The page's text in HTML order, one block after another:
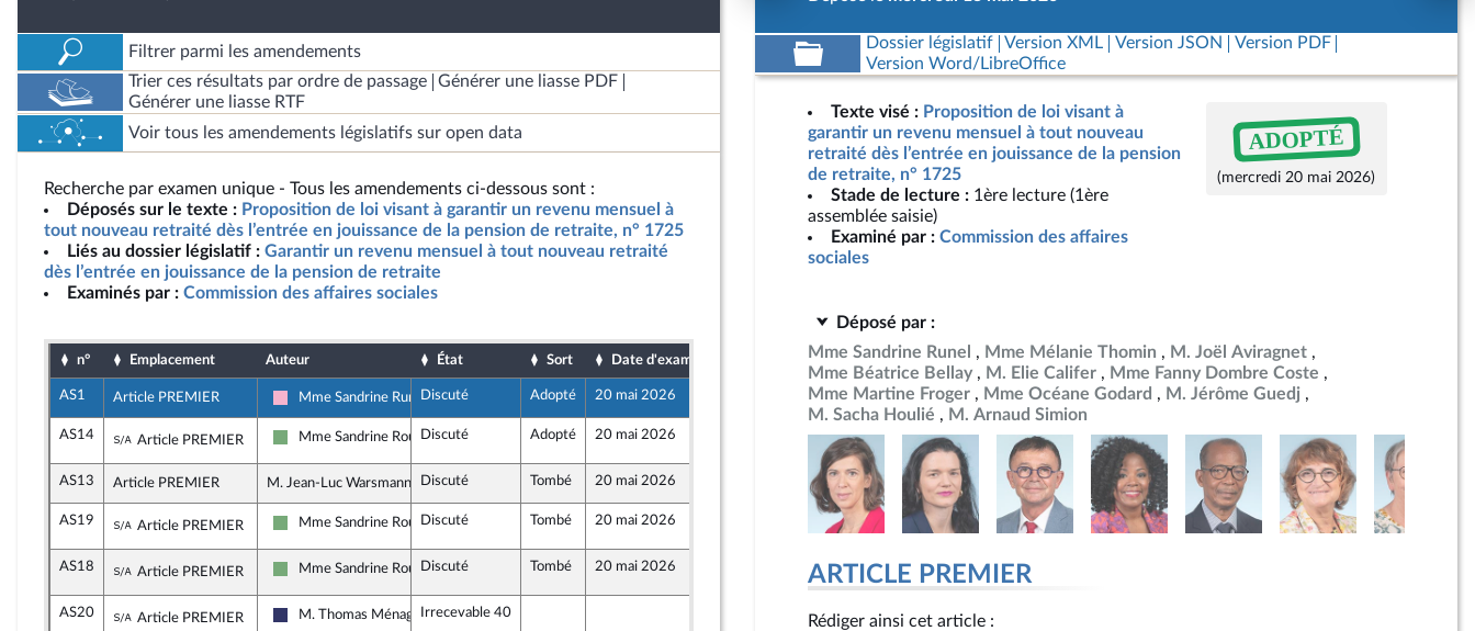
Filtrer parmi les amendements
Trier ces résultats par ordre de passage
Générer une liasse PDF
Générer une liasse RTF
Voir tous les amendements législatifs sur open data
Recherche par examen unique - Tous les amendements ci-dessous sont :
Déposés sur le texte : Proposition de loi visant à garantir un revenu mensuel à
tout nouveau retraité dès l’entrée en jouissance de la pension de retraite, n° 1725
Liés au dossier législatif : Garantir un revenu mensuel à tout nouveau retraité
dès l’entrée en jouissance de la pension de retraite
Examinés par : Commission des affaires sociales
n° Emplacement Auteur État Sort Date d'examen Date de dépôt
AS1 Article PREMIER
Socialistes et apparentés
Mme Sandrine RunelDiscuté Adopté 20 mai 2026
AS14 Sous-amendement de l'amendement n°AS1
Article PREMIER Écologiste et Social
Mme Sandrine Rousseau
Discuté Adopté 20 mai 2026
AS13 Article PREMIER M. Jean-Luc Warsmann, rapporteur
Discuté Tombé 20 mai 2026
AS19 Sous-amendement de l'amendement n°AS13
Article PREMIER Écologiste et Social
Mme Sandrine Rousseau
Discuté Tombé 20 mai 2026
AS18 Sous-amendement de l'amendement n°AS13
Article PREMIER Écologiste et Social
Mme Sandrine Rousseau
Discuté Tombé 20 mai 2026
AS20 Sous-amendement de l'amendement n°AS13
Article PREMIER Rassemblement National
M. Thomas Ménagé Irrecevable 40
Dossier législatif Version XML Version JSON
Version PDF
Version Word/LibreOffice
Texte visé : Proposition de loi visant à
garantir un revenu mensuel à tout nouveau
retraité dès l’entrée en jouissance de la pension
de retraite, n° 1725
Stade de lecture : 1ère lecture (1ère
assemblée saisie)
Examiné par : Commission des affaires
sociales
ADOPTÉ
(mercredi 20 mai 2026)
Déposé par :
Mme Sandrine Runel
Mme Mélanie Thomin
M. Joël Aviragnet
Mme Béatrice Bellay
M. Elie Califer
Mme Fanny Dombre Coste
Mme Martine Froger
Mme Océane Godard
M. Jérôme Guedj
M. Sacha Houlié
M. Arnaud Simion
ARTICLE PREMIER
Rédiger ainsi cet article :